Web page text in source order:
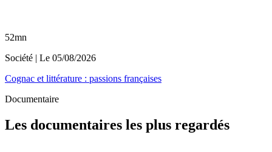
52mn
Société | Le 05/08/2026
Cognac et littérature : passions françaises
Documentaire
Les documentaires les plus regardés